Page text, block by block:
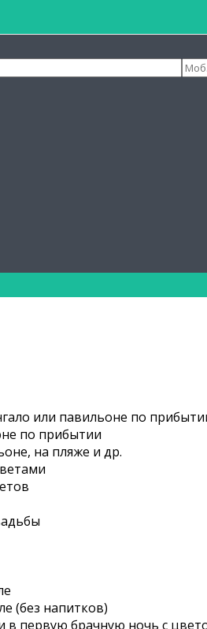
или павильоне по
по прибытии
на пляже и др.
(без напитков)
в первую брачную ночь с